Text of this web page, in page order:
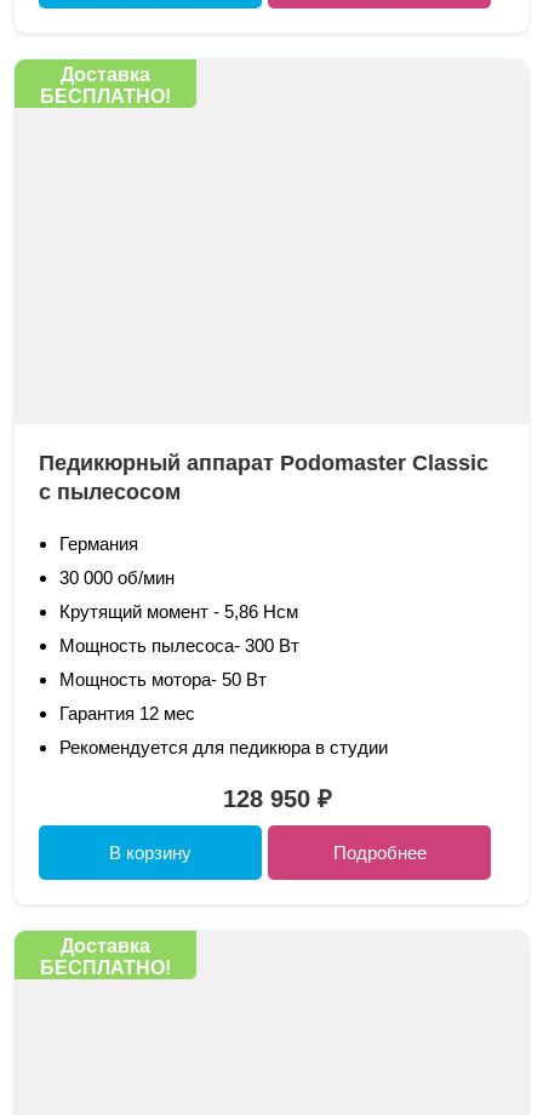
Доставка
БЕСПЛАТНО!
Педикюрный аппарат Podomaster Classic
с пылесосом
Германия
30 000 об/мин
Крутящий момент - 5,86 Нсм
Мощность пылесоса- 300 Вт
Мощность мотора- 50 Вт
Гарантия 12 мес
Рекомендуется для педикюра в студии
128 950 ₽
В корзину Подробнее
Доставка
БЕСПЛАТНО!